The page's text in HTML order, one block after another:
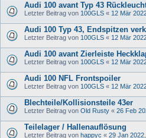
Audi 100 avant Typ 43
Letzter Beitrag von 100GLS « 12 Mär
Audi 100 Typ 43, Endspitzen
Letzter Beitrag von 100GLS « 12 Mär
Audi 100 avant Zierleiste
Letzter Beitrag von 100GLS « 12 Mär
Audi 100 NFL Frontspoiler
Letzter Beitrag von 100GLS « 12 Mär
Blechteile/Kollisionsteile 43er
Letzter Beitrag von Old Rusty « 26 Feb
Teilelager / Hallenauflösung
Letzter Beitrag von happyc « 29 Jan